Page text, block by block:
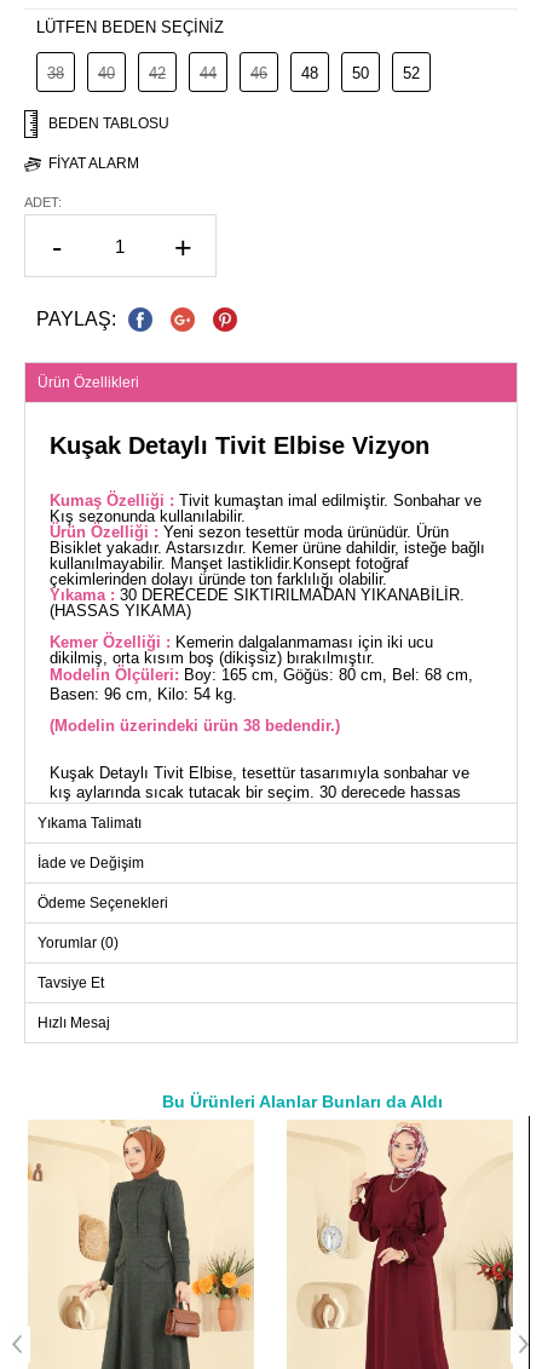
LÜTFEN BEDEN SEÇİNİZ
38 40 42 44 46 48 50 52
BEDEN TABLOSU
FIYAT ALARM
ADET:
- +
PAYLAŞ:
Ürün Özellikleri
Kuşak Detaylı Tivit Elbise Vizyon
Kumaş Özelliği : Tivit kumaştan imal edilmiştir. Sonbahar ve
Kış sezonunda kullanılabilir.
Ürün Özelliği : Yeni sezon tesettür moda ürünüdür. Ürün
Bisiklet yakadır. Astarsızdır. Kemer ürüne dahildir, isteğe bağlı
kullanılmayabilir. Manşet lastiklidir.Konsept fotoğraf
çekimlerinden dolayı üründe ton farklılığı olabilir.
Yıkama : 30 DERECEDE SIKTIRILMADAN YIKANABİLİR.
(HASSAS YIKAMA)
Kemer Özelliği : Kemerin dalgalanmaması için iki ucu
dikilmiş, orta kısım boş (dikişsiz) bırakılmıştır.
Modelin Ölçüleri: Boy: 165 cm, Göğüs: 80 cm, Bel: 68 cm,
Basen: 96 cm, Kilo: 54 kg.
(Modelin üzerindeki ürün 38 bedendir.)
Kuşak Detaylı Tivit Elbise, tesettür tasarımıyla sonbahar ve
kış aylarında sıcak tutacak bir seçim. 30 derecede hassas
astarsızdır ve tivit kumaş kullanılarak üretilmiştir. Kemer,
dikimle tasarlanmıştır ve isteğe bağlı olarak çıkarılabilir. Stil
sahibi ve konforlu bir görünüm için ideal.
40
98
134
106
134
46
110
48
134
50
134
52
134
Yıkama Talimatı
İade ve Değişim
Ödeme Seçenekleri
Yorumlar (0)
Tavsiye Et
Hızlı Mesaj
Bu Ürünleri Alanlar Bunları da Aldı
a>